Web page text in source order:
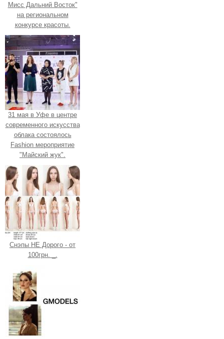
Мисс Дальний Восток"
на региональном
конкурсе красоты.
31 мая в Уфе в центре
современного искусства
облака состоялось
Fashion мероприятие
"Майский жук".
Снэпы НЕ Дорого - от
100грн. _.